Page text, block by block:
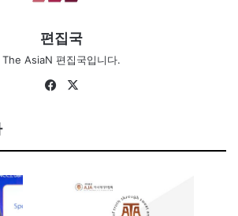
편집국
The AsiaN 편집국입니다.
Fa